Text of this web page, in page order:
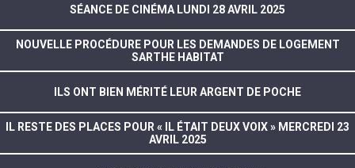
SÉANCE DE CINÉMA LUNDI 28 AVRIL 2025
NOUVELLE PROCÉDURE POUR LES DEMANDES DE LOGEMENT
SARTHE HABITAT
ILS ONT BIEN MÉRITÉ LEUR ARGENT DE POCHE
IL RESTE DES PLACES POUR « IL ÉTAIT DEUX VOIX » MERCREDI 23
AVRIL 2025